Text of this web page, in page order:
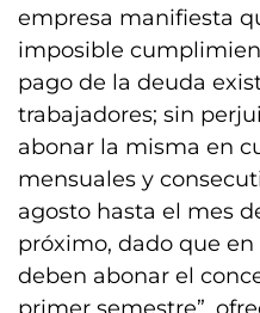
empresa manifiesta
imposible
pago de la deuda
trabajadores; sin
abonar la misma en
mensuales y
agosto hasta el mes
próximo, dado que
deben abonar el